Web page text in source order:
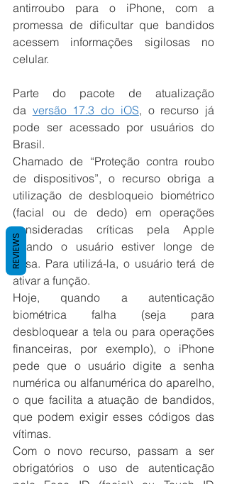
antirroubo para o iPhone, com a
promessa de dificultar que bandidos
acessem informações sigilosas no
celular.
Parte do pacote de atualização
da versão 17.3 do iOS, o recurso já
pode ser acessado por usuários do
Brasil.
Chamado de “Proteção contra roubo
de dispositivos”, o recurso obriga a
utilização de desbloqueio biométrico
(facial ou de dedo) em operações
consideradas críticas pela Apple
quando o usuário estiver longe de
casa. Para utilizá-la, o usuário terá de
ativar a função.
Hoje, quando a autenticação
biométrica falha (seja para
desbloquear a tela ou para operações
financeiras, por exemplo), o iPhone
pede que o usuário digite a senha
numérica ou alfanumérica do aparelho,
o que facilita a atuação de bandidos,
que podem exigir esses códigos das
vítimas.
Com o novo recurso, passam a ser
obrigatórios o uso de autenticação
REVIEWS